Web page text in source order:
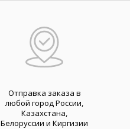
Отправка заказа в
любой город России,
Казахстана,
Белоруссии и Киргизии